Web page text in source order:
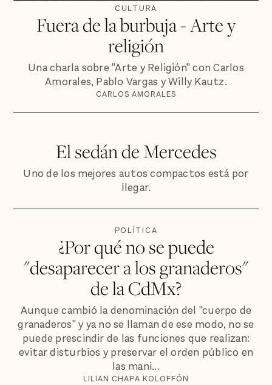
CULTURA
Fuera de la burbuja - Arte y
religión
Una charla sobre "Arte y Religión" con Carlos
Amorales, Pablo Vargas y Willy Kautz.
CARLOS AMORALES
El sedán de Mercedes
Uno de los mejores autos compactos está por
llegar.
POLÍTICA
¿Por qué no se puede
"desaparecer a los granaderos"
de la CdMx?
Aunque cambió la denominación del "cuerpo de
granaderos" y ya no se llaman de ese modo, no se
puede prescindir de las funciones que realizan:
evitar disturbios y preservar el orden público en
las mani...
LILIAN CHAPA KOLOFFÓN